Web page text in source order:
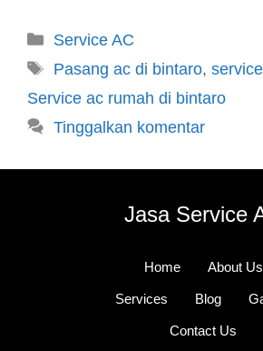
Service AC
Pasang ac di bintaro,
Service ac rumah di bintaro
Tinggalkan komentar
Jasa Service
Home About Us
Services Blog
Contact Us